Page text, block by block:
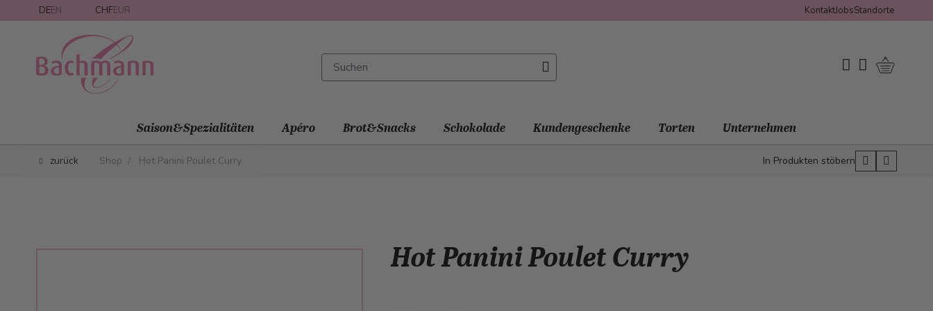
Direkt zum Inhalt
DEEN CHFEUR KontaktJobsStandorte
My Wishlist
Mein Konto
Saison&Spezialitäten Apéro Brot&Snacks Schokolade Kundengeschenke Torten Unternehmen
zurück Shop / Hot Panini Poulet Curry In Produkten stöbern
Hot Panini Poulet Curry